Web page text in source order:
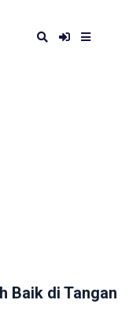
Baik di Tangan